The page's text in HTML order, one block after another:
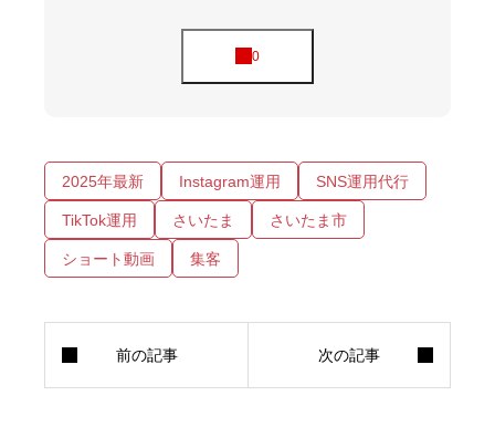
2025年最新 Instagram運用 SNS運用代行
TikTok運用 さいたま さいたま市
ショート動画 集客